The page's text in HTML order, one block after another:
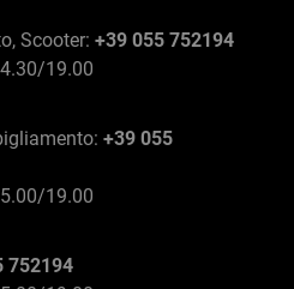
Scooter: +39 055 752194
19.00
+39 055
19.00
752194